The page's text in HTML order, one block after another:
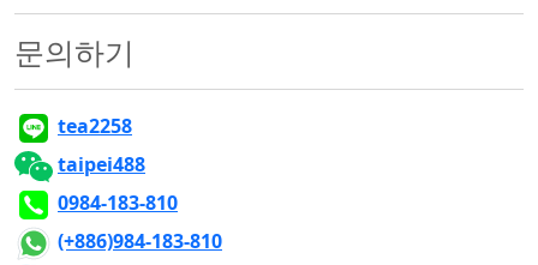
문의하기
tea2258
taipei488
0984-183-810
(+886)984-183-810